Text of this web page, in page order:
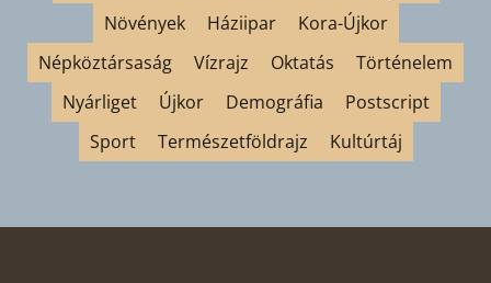
Növények
Háziipar
Kora-Újkor
Népköztársaság
Vízrajz Oktatás
Történelem
Nyárliget
Újkor Demográfia
Postscript
Sport
Természetföldrajz Kultúrtáj